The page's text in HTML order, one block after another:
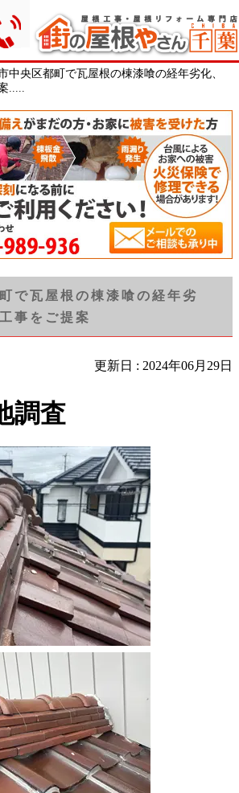
中央区都町で瓦屋根の棟漆喰の経年劣化、
.....
で瓦屋根の棟漆喰の経年劣
事をご提案
更新日 : 2024年06月29日
調査